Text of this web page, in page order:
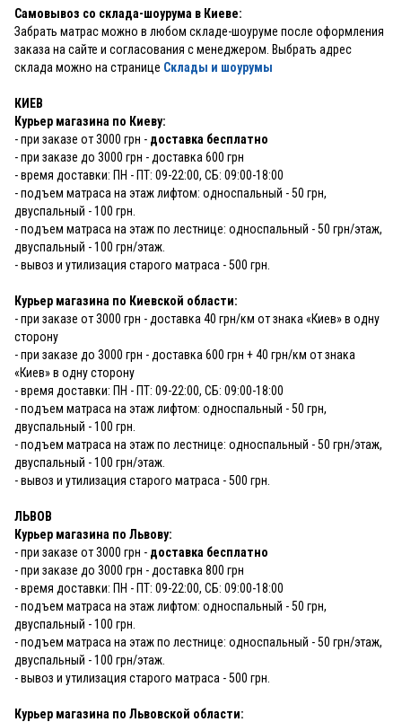
Самовывоз со склада-шоурума в Киеве:
Забрать матрас можно в любом складе-шоуруме после оформления
заказа на сайте и согласования с менеджером. Выбрать адрес
склада можно на странице Склады и шоурумы
КИЕВ
Курьер магазина по Киеву:
- при заказе от 3000 грн - доставка бесплатно
- при заказе до 3000 грн - доставка 600 грн
- время доставки: ПН - ПТ: 09-22:00, СБ: 09:00-18:00
- подъем матраса на этаж лифтом: односпальный - 50 грн,
двуспальный - 100 грн.
- подъем матраса на этаж по лестнице: односпальный - 50 грн/этаж,
двуспальный - 100 грн/этаж.
- вывоз и утилизация старого матраса - 500 грн.
Курьер магазина по Киевской области:
- при заказе от 3000 грн - доставка 40 грн/км от знака «Киев» в одну
сторону
- при заказе до 3000 грн - доставка 600 грн + 40 грн/км от знака
«Киев» в одну сторону
- время доставки: ПН - ПТ: 09-22:00, СБ: 09:00-18:00
- подъем матраса на этаж лифтом: односпальный - 50 грн,
двуспальный - 100 грн.
- подъем матраса на этаж по лестнице: односпальный - 50 грн/этаж,
двуспальный - 100 грн/этаж.
- вывоз и утилизация старого матраса - 500 грн.
ЛЬВОВ
Курьер магазина по Львову:
- при заказе от 3000 грн - доставка бесплатно
- при заказе до 3000 грн - доставка 800 грн
- время доставки: ПН - ПТ: 09-22:00, СБ: 09:00-18:00
- подъем матраса на этаж лифтом: односпальный - 50 грн,
двуспальный - 100 грн.
- подъем матраса на этаж по лестнице: односпальный - 50 грн/этаж,
двуспальный - 100 грн/этаж.
- вывоз и утилизация старого матраса - 500 грн.
Курьер магазина по Львовской области: